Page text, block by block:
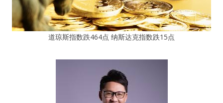
道琼斯指数跌464点 纳斯达克指数跌15点